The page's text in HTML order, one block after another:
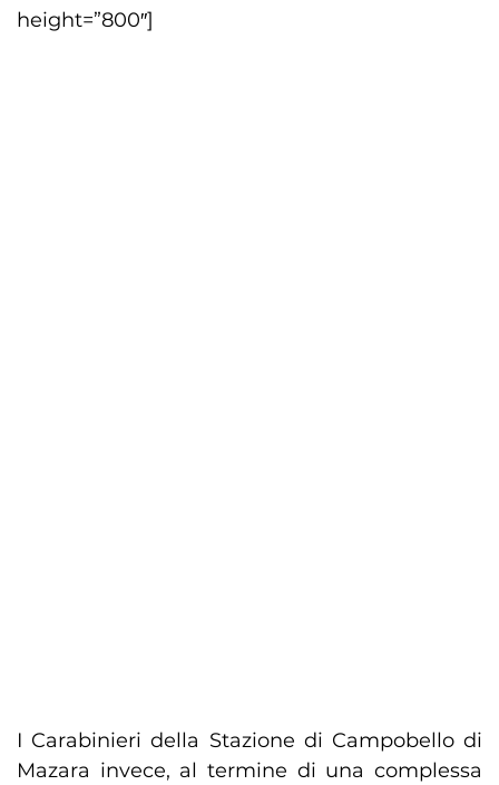
height=”800″]
I Carabinieri della Stazione di Campobello di
Mazara invece, al termine di una complessa